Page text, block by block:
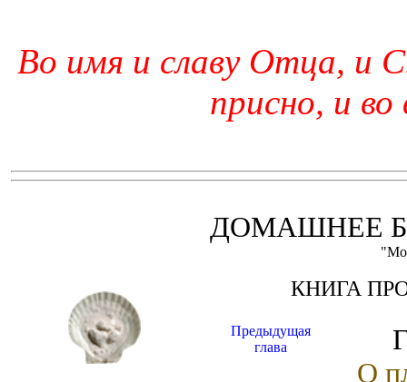
Во имя и славу Отца, и
присно, и во
ДОМАШНЕЕ
КНИГА
Предыдущая
глава
О